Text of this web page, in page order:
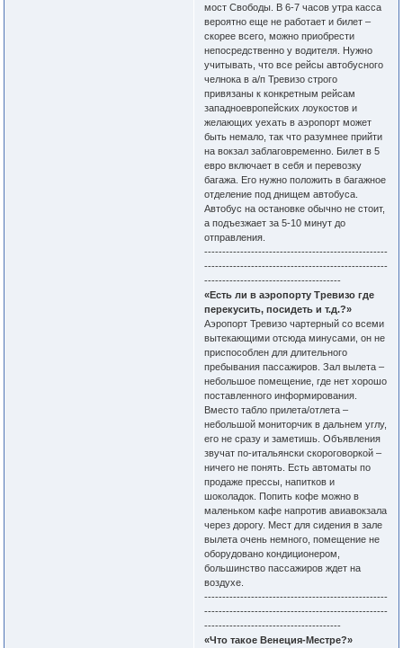
мост Свободы. В 6-7 часов утра касса
вероятно еще не работает и билет –
скорее всего, можно приобрести
непосредственно у водителя. Нужно
учитывать, что все рейсы автобусного
челнока в а/п Тревизо строго
привязаны к конкретным рейсам
западноевропейских лоукостов и
желающих уехать в аэропорт может
быть немало, так что разумнее прийти
на вокзал заблаговременно. Билет в 5
евро включает в себя и перевозку
багажа. Его нужно положить в багажное
отделение под днищем автобуса.
Автобус на остановке обычно не стоит,
а подъезжает за 5-10 минут до
отправления.
---------------------------------------------------
---------------------------------------------------
--------------------------------------
«Есть ли в аэропорту Тревизо где
перекусить, посидеть и т.д.?»
Аэропорт Тревизо чартерный со всеми
вытекающими отсюда минусами, он не
приспособлен для длительного
пребывания пассажиров. Зал вылета –
небольшое помещение, где нет хорошо
поставленного информирования.
Вместо табло прилета/отлета –
небольшой мониторчик в дальнем углу,
его не сразу и заметишь. Объявления
звучат по-итальянски скороговоркой –
ничего не понять. Есть автоматы по
продаже прессы, напитков и
шоколадок. Попить кофе можно в
маленьком кафе напротив авиавокзала
через дорогу. Мест для сидения в зале
вылета очень немного, помещение не
оборудовано кондиционером,
большинство пассажиров ждет на
воздухе.
---------------------------------------------------
---------------------------------------------------
--------------------------------------
«Что такое Венеция-Местре?»